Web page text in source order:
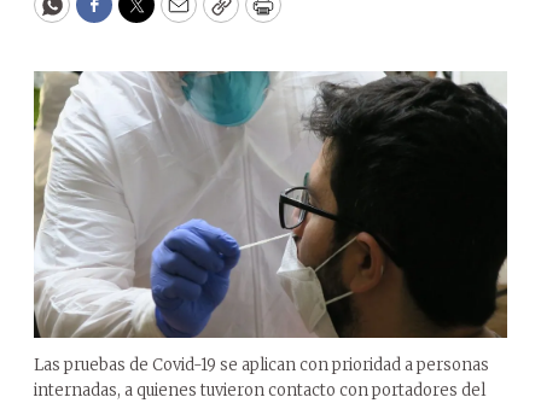
WhatsApp
Facebook
Twitter
EmailCopyPrint
Las pruebas de Covid-19 se aplican con prioridad a personas
internadas, a quienes tuvieron contacto con portadores del